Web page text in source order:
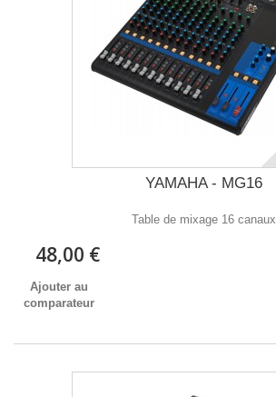
YAMAHA - MG16
Table de mixage 16 canaux
48,00 €
Ajouter au
comparateur